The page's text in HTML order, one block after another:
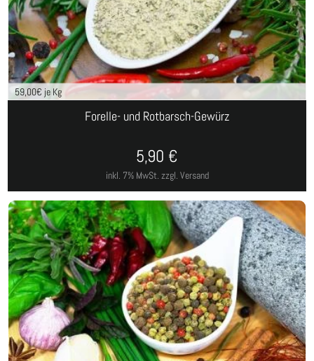
59,00€ je Kg
Forelle- und Rotbarsch-Gewürz
inkl. 7% MwSt. zzgl. Versand
5,90 €